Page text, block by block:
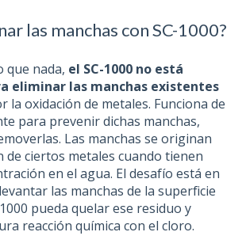
las manchas con SC-1000?
que nada, el SC-1000 no está
eliminar las manchas existentes
la oxidación de metales. Funciona de
para prevenir dichas manchas,
Las manchas se originan
de ciertos metales cuando tienen
en el agua. El desafío está en
las manchas de la superficie
pueda quelar ese residuo y
reacción química con el cloro.